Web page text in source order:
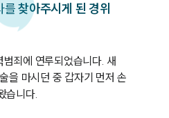
를찾아주시게 된 경위
죄에 연루되었습니다. 새
을 마시던 중 갑자기 먼저 손
습니다.